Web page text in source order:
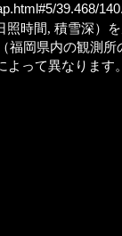
39.468/
時間, 積雪深）
岡県内の観測
って異なります。